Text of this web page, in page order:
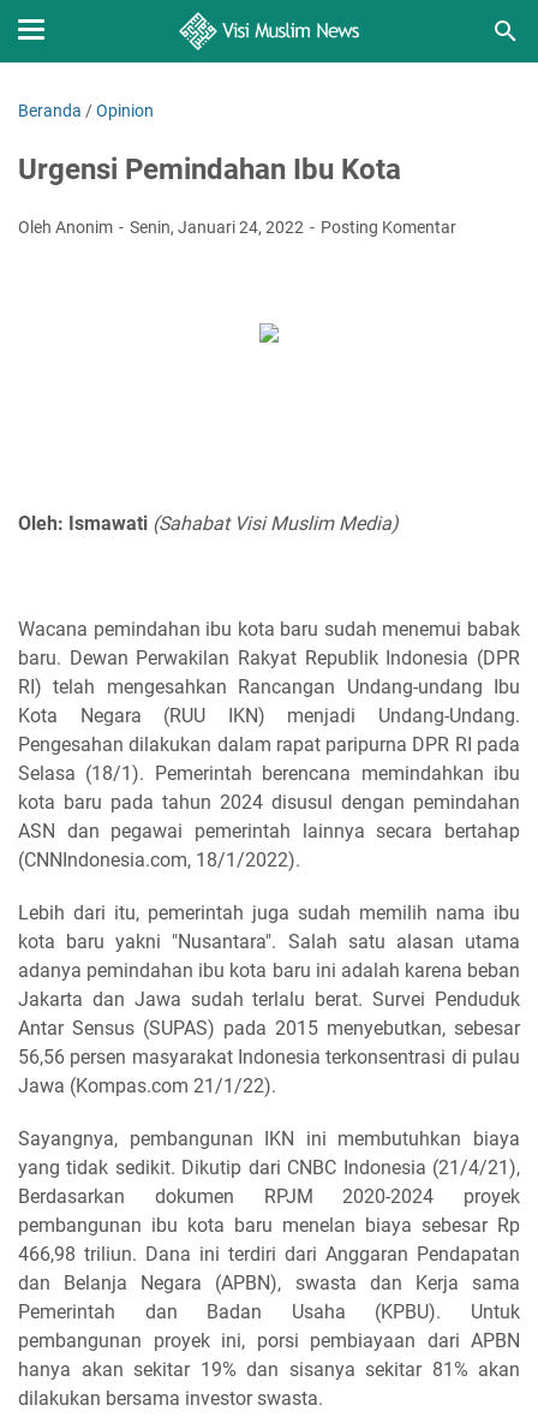
Beranda /Opinion
Urgensi Pemindahan Ibu Kota
Oleh Anonim Senin, Januari 24, 2022 Posting Komentar
Oleh: Ismawati (Sahabat Visi Muslim Media)
Wacana pemindahan ibu kota baru sudah menemui babak
baru. Dewan Perwakilan Rakyat Republik Indonesia (DPR
RI) telah mengesahkan Rancangan Undang-undang Ibu
Kota Negara (RUU IKN) menjadi Undang-Undang.
Pengesahan dilakukan dalam rapat paripurna DPR RI pada
Selasa (18/1). Pemerintah berencana memindahkan ibu
kota baru pada tahun 2024 disusul dengan pemindahan
ASN dan pegawai pemerintah lainnya secara bertahap
(CNNIndonesia.com, 18/1/2022).
Lebih dari itu, pemerintah juga sudah memilih nama ibu
kota baru yakni "Nusantara". Salah satu alasan utama
adanya pemindahan ibu kota baru ini adalah karena beban
Jakarta dan Jawa sudah terlalu berat. Survei Penduduk
Antar Sensus (SUPAS) pada 2015 menyebutkan, sebesar
56,56 persen masyarakat Indonesia terkonsentrasi di pulau
Jawa (Kompas.com 21/1/22).
Sayangnya, pembangunan IKN ini membutuhkan biaya
yang tidak sedikit. Dikutip dari CNBC Indonesia (21/4/21),
Berdasarkan dokumen RPJM 2020-2024 proyek
pembangunan ibu kota baru menelan biaya sebesar Rp
466,98 triliun. Dana ini terdiri dari Anggaran Pendapatan
dan Belanja Negara (APBN), swasta dan Kerja sama
Pemerintah dan Badan Usaha (KPBU). Untuk
pembangunan proyek ini, porsi pembiayaan dari APBN
hanya akan sekitar 19% dan sisanya sekitar 81% akan
dilakukan bersama investor swasta.